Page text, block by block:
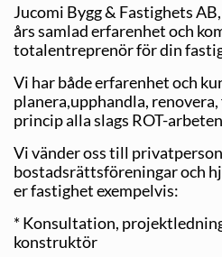
Jucomi Bygg & Fastighets
års samlad erfarenhet och
totalentreprenör för din
Vi har både erfarenhet och
planera,upphandla,
princip alla slags ROT-
Vi vänder oss till
bostadsrättsföreningar och
er fastighet exempelvis:
* Konsultation,
konstruktör